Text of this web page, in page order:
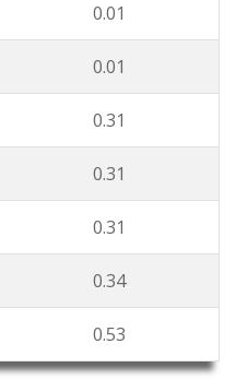
0.01
0.01
0.31
0.31
0.31
0.34
0.53